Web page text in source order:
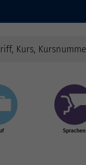
Sprachen